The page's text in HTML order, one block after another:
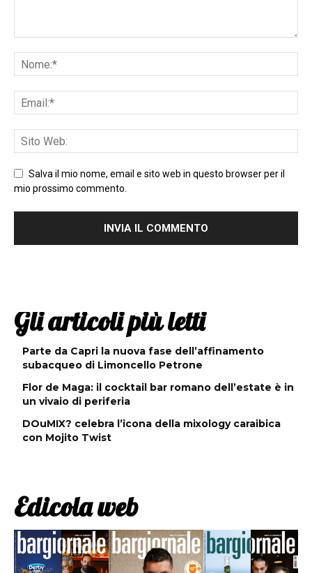
Salva il mio nome, email e sito web in questo browser per il
mio prossimo commento.
Gli articoli più letti
Parte da Capri la nuova fase dell’affinamento
subacqueo di Limoncello Petrone
Flor de Maga: il cocktail bar romano dell’estate è in
un vivaio di periferia
DOuMIX? celebra l’icona della mixology caraibica
con Mojito Twist
Edicola web